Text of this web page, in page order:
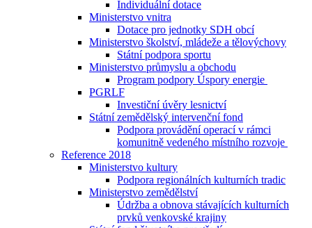
Individuální dotace
Ministerstvo vnitra
Dotace pro jednotky SDH obcí
Ministerstvo školství, mládeže a tělovýchovy
Státní podpora sportu
Ministerstvo průmyslu a obchodu
Program podpory Úspory energie
PGRLF
Investiční úvěry lesnictví
Státní zemědělský intervenční fond
Podpora provádění operací v rámci
komunitně vedeného místního rozvoje
Reference 2018
Ministerstvo kultury
Podpora regionálních kulturních tradic
Ministerstvo zemědělství
Údržba a obnova stávajících kulturních
prvků venkovské krajiny